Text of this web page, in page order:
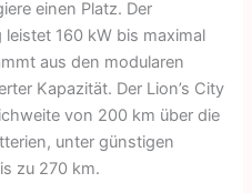
einen Platz. Der
160 kW bis maximal
aus den modularen
Kapazität. Der Lion’s City
von 200 km über die
unter günstigen
zu 270 km.